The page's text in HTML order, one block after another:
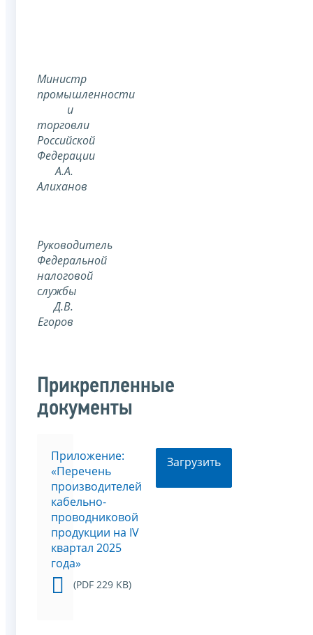
Министр
промышленности
и
торговли
Российской
Федерации
А.А.
Алиханов
Руководитель
Федеральной
налоговой
службы
Д.В.
Егоров
Прикрепленные
документы
Приложение:
«Перечень
производителей
кабельно-
проводниковой
продукции на IV
квартал 2025
года»
(PDF 229 KB)
Загрузить